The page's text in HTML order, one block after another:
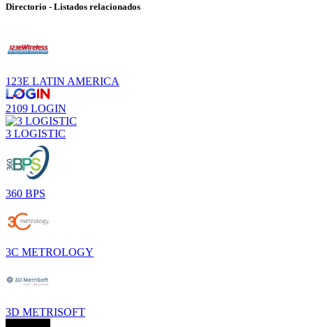
Directorio - Listados relacionados
123E LATIN AMERICA
2109 LOGIN
3 LOGISTIC
360 BPS
3C METROLOGY
3D METRISOFT